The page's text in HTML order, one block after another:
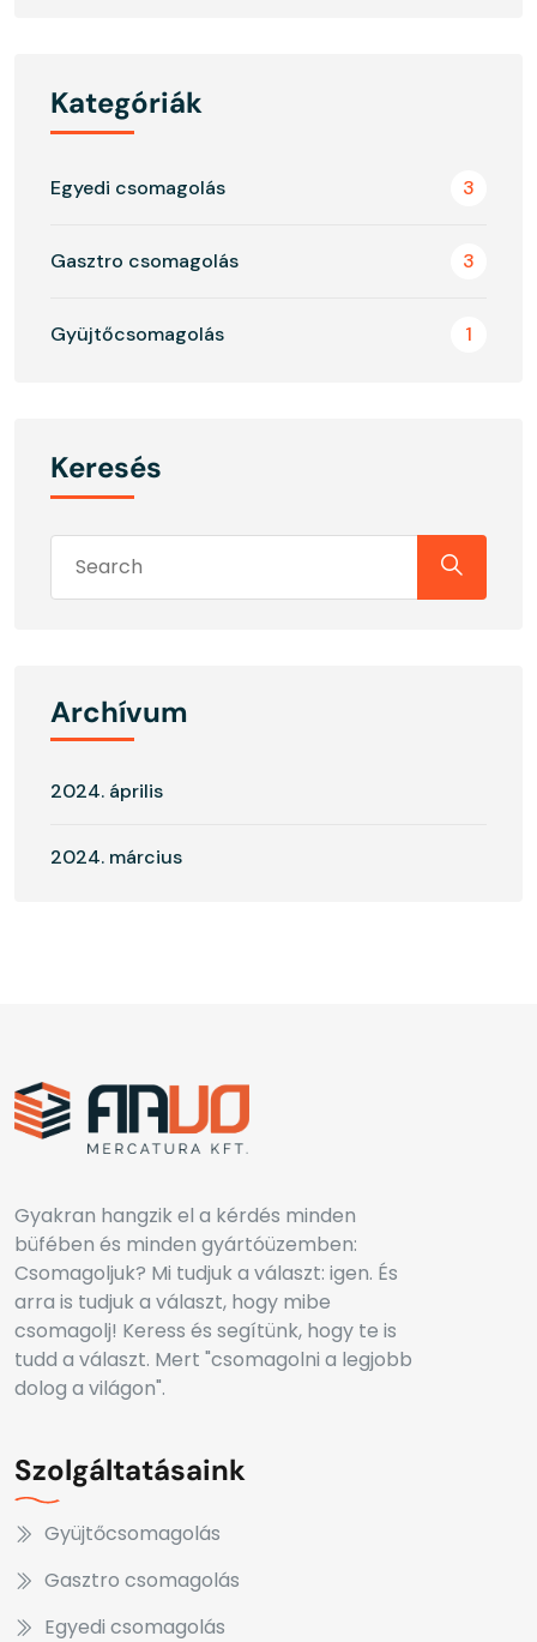
Kategóriák
Egyedi csomagolás 3
Gasztro csomagolás 3
Gyüjtőcsomagolás 1
Keresés
Archívum
2024. április
2024. március
Gyakran hangzik el a kérdés minden
büfében és minden gyártóüzemben:
Csomagoljuk? Mi tudjuk a választ: igen. És
arra is tudjuk a választ, hogy mibe
csomagolj! Keress és segítünk, hogy te is
tudd a választ. Mert "csomagolni a legjobb
dolog a világon".
Szolgáltatásaink
Gyüjtőcsomagolás
Gasztro csomagolás
Egyedi csomagolás